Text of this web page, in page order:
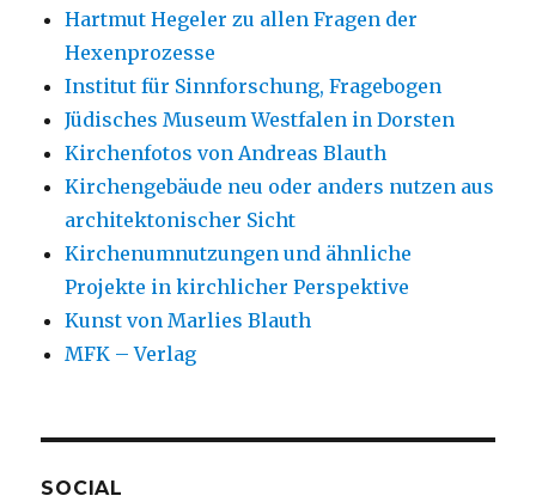
Hartmut Hegeler zu allen Fragen der
Hexenprozesse
Institut für Sinnforschung, Fragebogen
Jüdisches Museum Westfalen in Dorsten
Kirchenfotos von Andreas Blauth
Kirchengebäude neu oder anders nutzen aus
architektonischer Sicht
Kirchenumnutzungen und ähnliche
Projekte in kirchlicher Perspektive
Kunst von Marlies Blauth
MFK – Verlag
SOCIAL